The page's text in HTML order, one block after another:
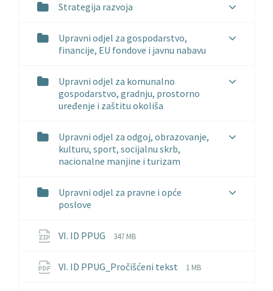
Strategija razvoja
Upravni odjel za gospodarstvo,
financije, EU fondove i javnu nabavu
Upravni odjel za komunalno
gospodarstvo, gradnju, prostorno
uređenje i zaštitu okoliša
Upravni odjel za odgoj, obrazovanje,
kulturu, sport, socijalnu skrb,
nacionalne manjine i turizam
Upravni odjel za pravne i opće
poslove
VI. ID PPUG
File
File
347 MB
VI. ID PPUG_Pročišćeni tekst
File
File
1 MB